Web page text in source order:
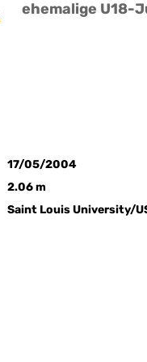
ehemalige U18-
17/05/2004
2.06 m
Saint Louis University/